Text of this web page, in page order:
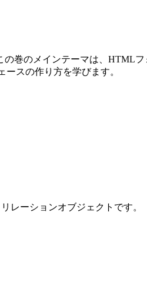
巻のメインテーマは、HTML
スの作り方を学びます。
レーションオブジェクトです。